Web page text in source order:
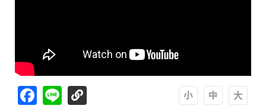
Facebook
Line